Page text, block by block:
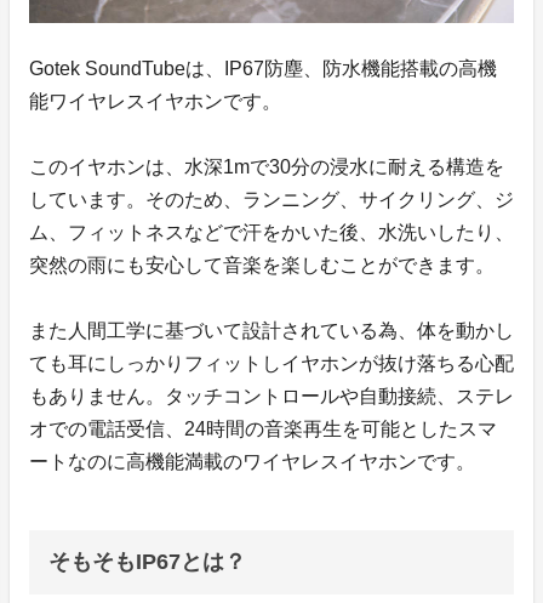
Gotek SoundTubeは、IP67防塵、防水機能搭載の高機
能ワイヤレスイヤホンです。
このイヤホンは、水深1mで30分の浸水に耐える構造を
しています。そのため、ランニング、サイクリング、ジ
ム、フィットネスなどで汗をかいた後、水洗いしたり、
突然の雨にも安心して音楽を楽しむことができます。
また人間工学に基づいて設計されている為、体を動かし
ても耳にしっかりフィットしイヤホンが抜け落ちる心配
もありません。タッチコントロールや自動接続、ステレ
オでの電話受信、24時間の音楽再生を可能としたスマ
ートなのに高機能満載のワイヤレスイヤホンです。
そもそもIP67とは？